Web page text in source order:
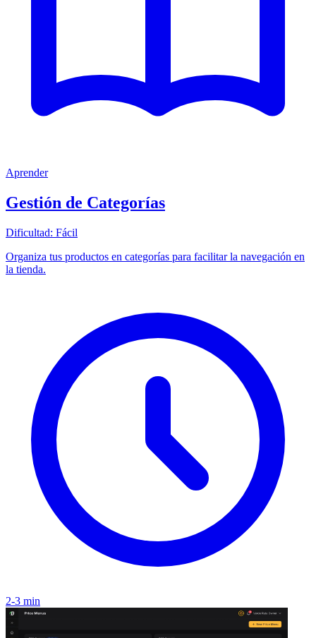
Aprender
Gestión de Categorías
Dificultad: Fácil
Organiza tus productos en categorías para facilitar la navegación en
la tienda.
2-3 min